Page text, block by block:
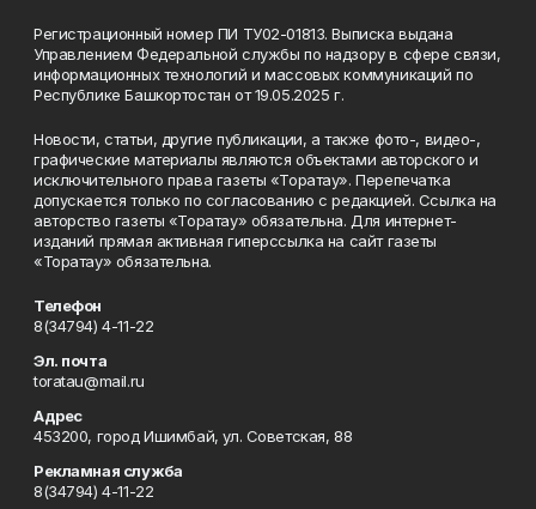
Регистрационный номер ПИ ТУ02-01813. Выписка выдана
Управлением Федеральной службы по надзору в сфере связи,
информационных технологий и массовых коммуникаций по
Республике Башкортостан от 19.05.2025 г.
Новости, статьи, другие публикации, а также фото-, видео-,
графические материалы являются объектами авторского и
исключительного права газеты «Торатау». Перепечатка
допускается только по согласованию с редакцией. Ссылка на
авторство газеты «Торатау» обязательна. Для интернет-
изданий прямая активная гиперссылка на сайт газеты
«Торатау» обязательна.
Телефон
8(34794) 4-11-22
Эл. почта
toratau@mail.ru
Адрес
453200, город Ишимбай, ул. Советская, 88
Рекламная служба
8(34794) 4-11-22